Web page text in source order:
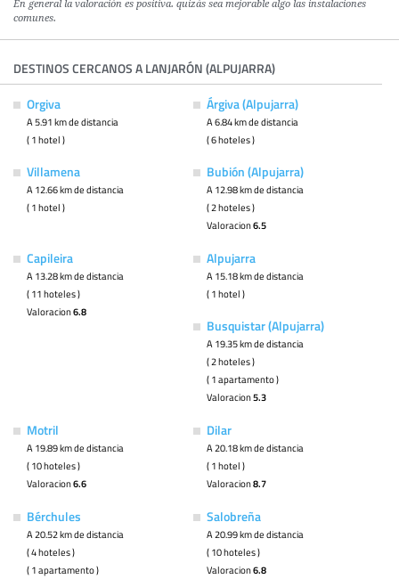
En general la valoración es positiva. quizás sea mejorable algo las instalaciones
comunes.
DESTINOS CERCANOS A LANJARÓN (ALPUJARRA)
Orgiva
A 5.91 km de distancia
( 1 hotel )
Árgiva (Alpujarra)
A 6.84 km de distancia
( 6 hoteles )
Villamena
A 12.66 km de distancia
( 1 hotel )
Bubión (Alpujarra)
A 12.98 km de distancia
( 2 hoteles )
Valoracion6.5
Capileira
A 13.28 km de distancia
( 11 hoteles )
Valoracion6.8
Alpujarra
A 15.18 km de distancia
( 1 hotel )
Busquistar (Alpujarra)
A 19.35 km de distancia
( 2 hoteles )
( 1 apartamento )
Valoracion5.3
Motril
A 19.89 km de distancia
( 10 hoteles )
Valoracion6.6
Dilar
A 20.18 km de distancia
( 1 hotel )
Valoracion8.7
Bérchules
A 20.52 km de distancia
( 4 hoteles )
( 1 apartamento )
Salobreña
A 20.99 km de distancia
( 10 hoteles )
Valoracion6.8